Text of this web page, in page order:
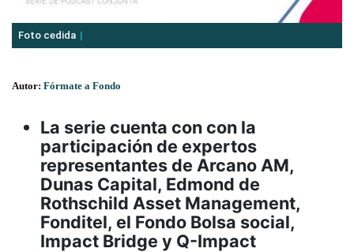
Foto cedida
Autor: Fórmate a Fondo
La serie cuenta con con la
participación de expertos
representantes de Arcano AM,
Dunas Capital, Edmond de
Rothschild Asset Management,
Fonditel, el Fondo Bolsa social,
Impact Bridge y Q-Impact